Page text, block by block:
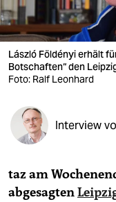
verlag
verlag
veranstaltungen
shop
fragen & hilfe
abo
László Földényi erhält
Botschaften“ den
Foto: Ralf Leonhard
Interview
taz am
abgesagten